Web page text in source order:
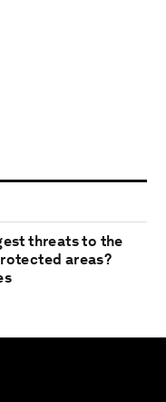
threats to the
areas?